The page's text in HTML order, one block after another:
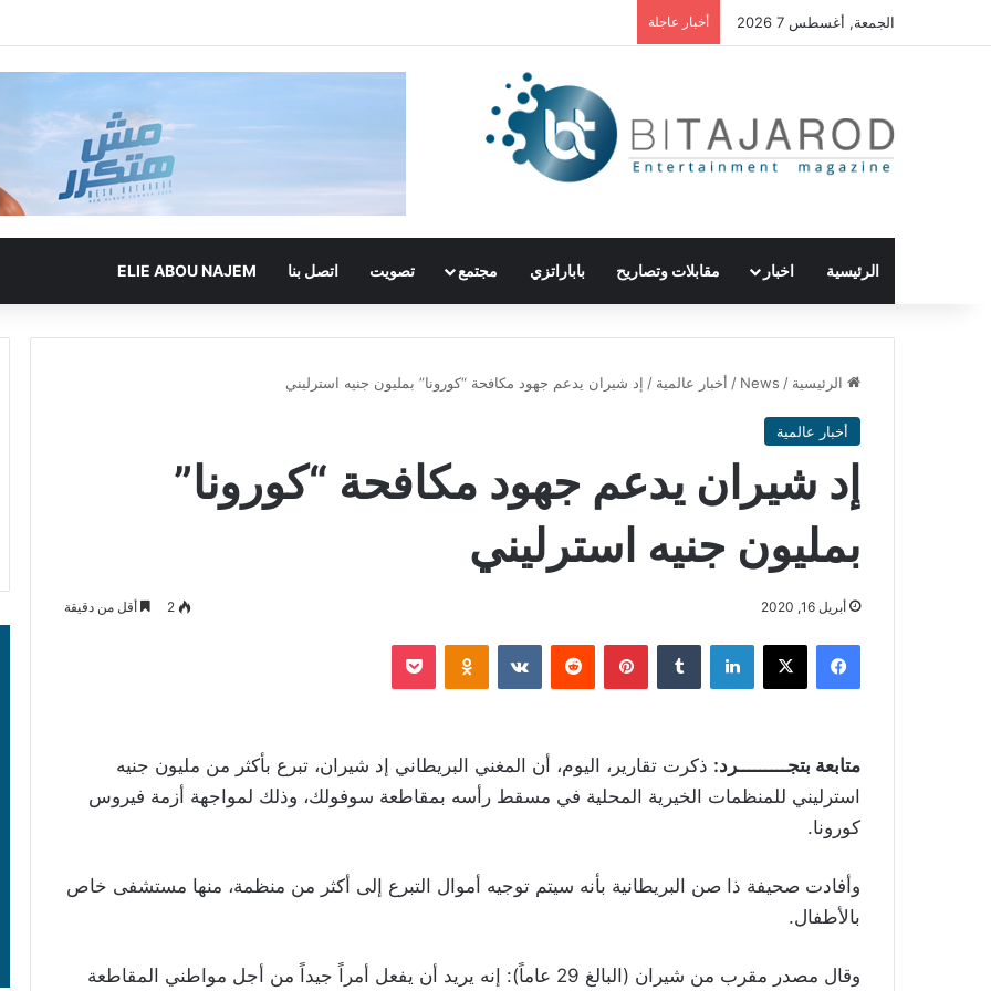
الجمعة, أغسطس 7 2026 أخبار عاجلة
الرئيسية اخبار مقابلات وتصاريح باباراتزي مجتمع تصويت اتصل بنا ELIE ABOU NAJEM
الرئيسية /
News
/ أخبار عالمية / إد شيران يدعم جهود مكافحة “كورونا” بمليون جنيه استرليني
أخبار عالمية
إد شيران يدعم جهود مكافحة “كورونا”
بمليون جنيه استرليني
أبريل 16, 2020 2 أقل من دقيقة
فيسبوك ‫X لينكدإن بينتيريست Odnoklassniki
‫Pocket
متابعة بتجـــــــــرد: ذكرت تقارير، اليوم، أن المغني البريطاني إد شيران، تبرع بأكثر من مليون جنيه
استرليني للمنظمات الخيرية المحلية في مسقط رأسه بمقاطعة سوفولك، وذلك لمواجهة أزمة فيروس
كورونا.
وأفادت صحيفة ذا صن البريطانية بأنه سيتم توجيه أموال التبرع إلى أكثر من منظمة، منها مستشفى خاص
بالأطفال.
وقال مصدر مقرب من شيران (البالغ 29 عاماً): إنه يريد أن يفعل أمراً جيداً من أجل مواطني المقاطعة